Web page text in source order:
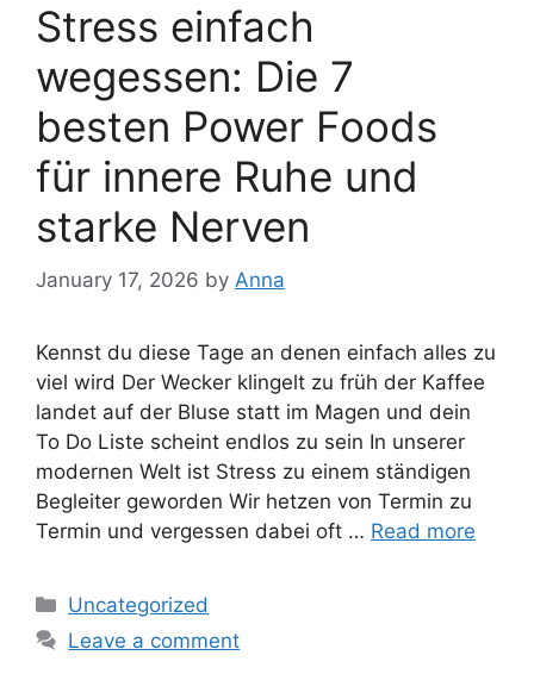
Stress einfach
wegessen: Die 7
besten Power Foods
für innere Ruhe und
starke Nerven
January 17, 2026 by Anna
Kennst du diese Tage an denen einfach alles zu
viel wird Der Wecker klingelt zu früh der Kaffee
landet auf der Bluse statt im Magen und dein
To Do Liste scheint endlos zu sein In unserer
modernen Welt ist Stress zu einem ständigen
Begleiter geworden Wir hetzen von Termin zu
Termin und vergessen dabei oft … Read more
Categories
Uncategorized
Leave a comment